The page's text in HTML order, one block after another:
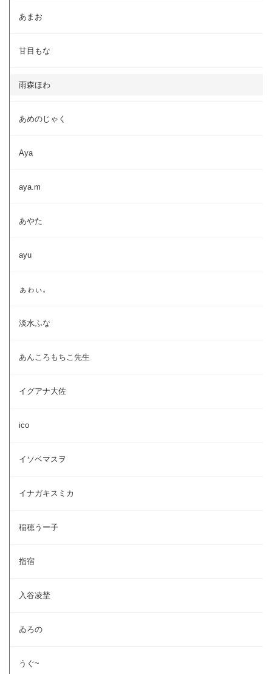
あまお
甘目もな
雨森ほわ
あめのじゃく
Aya
aya.m
あやた
ayu
ぁゎぃ。
淡水ふな
あんころもちこ先生
イグアナ大佐
ico
イソベマスヲ
イナガキスミカ
稲穂うー子
指宿
入谷凌埜
ゐろの
うぐ~